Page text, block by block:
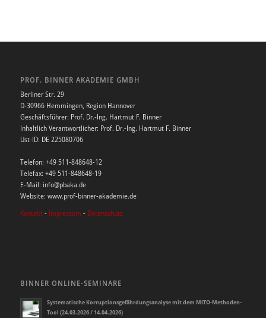
PROF. BINNER AKADEMIE GMBH
Berliner Str. 29
D-30966 Hemmingen, Region Hannover
Geschäftsführer: Prof. Dr.-Ing. Hartmut F. Binner
Inhaltlich Verantwortlicher: Prof. Dr.-Ing. Hartmut F. Binner
Ust-ID: DE 225080706
Telefon: +49 511-848648-12
Telefax: +49 511-848648-19
E-Mail: info@pbaka.de
Website: www.prof-binner-akademie.de
Kontakt - Impressum - Datenschutz
BINNER ONLINE-SEMINARE
Systematische Korruptionsgefährdungsanalyse mit dem MITO-Methoden-
Tool (24.03.2026 / 14.04.2026)